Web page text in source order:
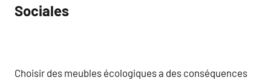
Sociales
Choisir des meubles écologiques a des conséquences